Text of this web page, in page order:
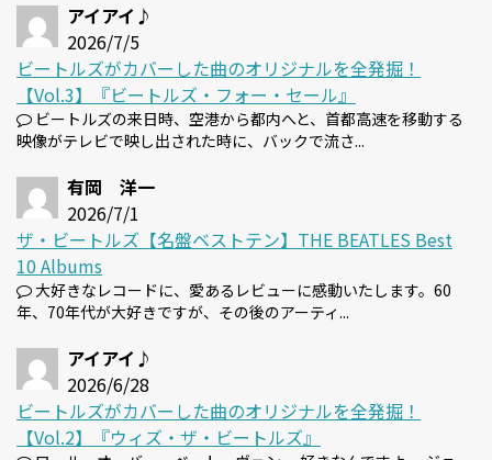
アイアイ♪
2026/7/5
ビートルズがカバーした曲のオリジナルを全発掘！
【Vol.3】『ビートルズ・フォー・セール』
ビートルズの来日時、空港から都内へと、首都高速を移動する
映像がテレビで映し出された時に、バックで流さ...
有岡 洋一
2026/7/1
ザ・ビートルズ【名盤ベストテン】THE BEATLES Best
10 Albums
大好きなレコードに、愛あるレビューに感動いたします。60
年、70年代が大好きですが、その後のアーティ...
アイアイ♪
2026/6/28
ビートルズがカバーした曲のオリジナルを全発掘！
【Vol.2】『ウィズ・ザ・ビートルズ』